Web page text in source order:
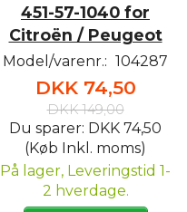
451-57-1040 for
Citroën / Peugeot
Model/varenr.: 104287
DKK 74,50
DKK 149,00
Du sparer: DKK 74,50
(Køb Inkl. moms)
På lager, Leveringstid 1-
2 hverdage.